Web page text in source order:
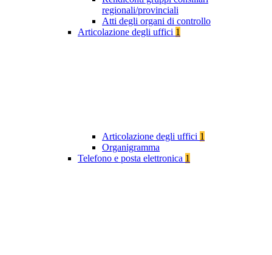
regionali/provinciali
Atti degli organi di controllo
Articolazione degli uffici 1
Articolazione degli uffici 1
Organigramma
Telefono e posta elettronica 1